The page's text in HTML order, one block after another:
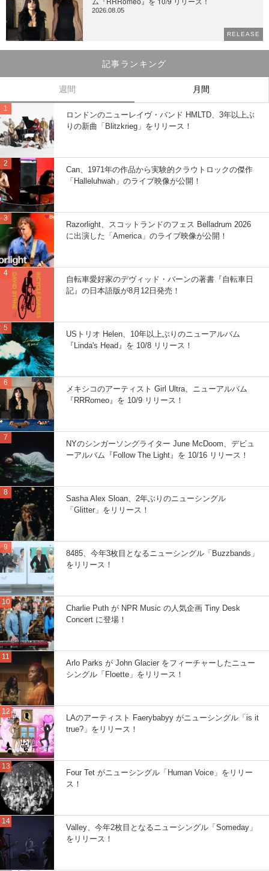
2026.08.05
RELEASE
記事ランキング
週間 月間
ロンドンのニューレイヴ・バンド HMLTD、3年以上ぶ
りの新曲「Blitzkrieg」をリリース！
Can、1971年の作品から実験的クラウトロックの傑作
「Halleluhwah」のライブ映像が公開！
Razorlight、スコットランドのフェス Belladrum 2026
に出演した「America」のライブ映像が公開！
自転車愛好家のデヴィッド・バーンの著書『自転車日
記』の日本語版が8月12日発売！
USトリオ Helen、10年以上ぶりのニューアルバム
『Linda's Head』を 10/8 リリース！
メキシコのアーティスト Girl Ultra、ニューアルバム
『RRRomeo』を 10/9 リリース！
NYのシンガーソングライター June McDoom、デビュ
ーアルバム『Follow The Light』を 10/16 リリース！
Sasha Alex Sloan、2年ぶりのニューシングル
「Glitter」をリリース！
8485、今年3枚目となるニューシングル「Buzzbands」
をリリース！
Charlie Puth が NPR Music の人気企画 Tiny Desk
Concert に登場！
Arlo Parks が John Glacier をフィーチャーしたニュー
シングル「Floette」をリリース！
LAのアーティスト Faerybabyy がニューシングル「is it
true?」をリリース！
Four Tet がニューシングル「Human Voice」をリリー
ス！
Valley、今年2枚目となるニューシングル「Someday」
をリリース！